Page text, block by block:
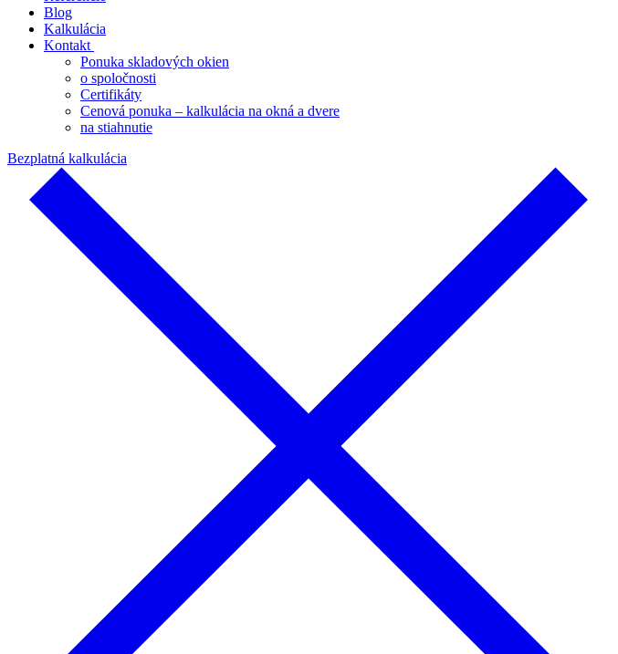
Blog
Kalkulácia
Kontakt
Ponuka skladových okien
o spoločnosti
Certifikáty
Cenová ponuka – kalkulácia na okná a dvere
na stiahnutie
Bezplatná kalkulácia